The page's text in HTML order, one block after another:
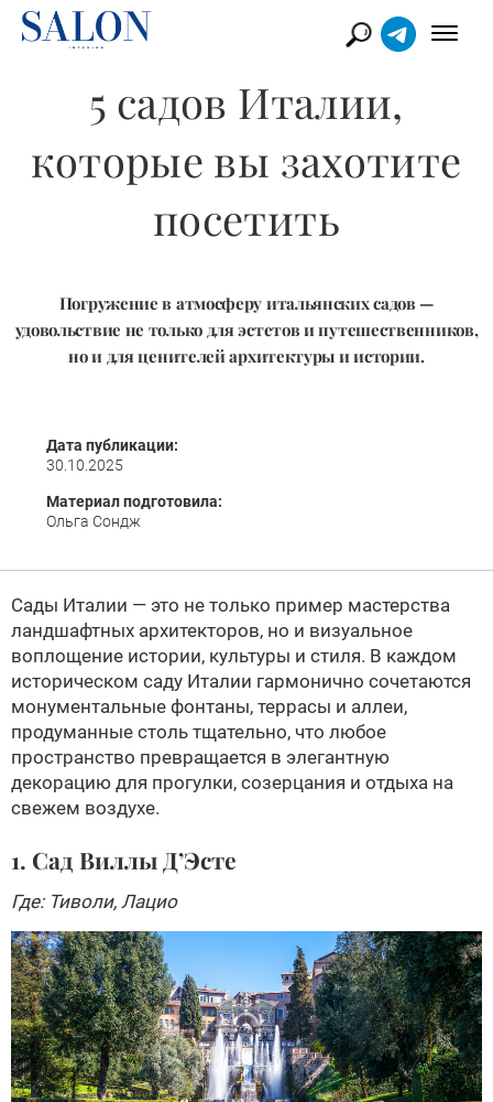
5 садов Италии,
которые вы захотите
посетить
Погружение в атмосферу итальянских садов —
удовольствие не только для эстетов и путешественников,
но и для ценителей архитектуры и истории.
Дата публикации:
30.10.2025
Материал подготовила:
Ольга Сондж
Сады Италии — это не только пример мастерства
ландшафтных архитекторов, но и визуальное
воплощение истории, культуры и стиля. В каждом
историческом саду Италии гармонично сочетаются
монументальные фонтаны, террасы и аллеи,
продуманные столь тщательно, что любое
пространство превращается в элегантную
декорацию для прогулки, созерцания и отдыха на
свежем воздухе.
1. Сад Виллы Д’Эсте
Где: Тиволи, Лацио